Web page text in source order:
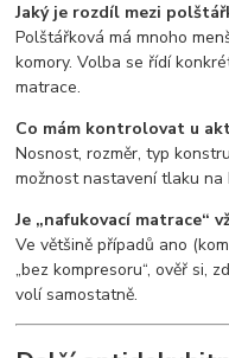
Jaký je rozdíl mezi
Polštářková má mnoho
komory. Volba se řídí
matrace.
Co mám kontrolovat u
Nosnost, rozměr, typ
možnost nastavení tlaku na
Je „nafukovací matrace“
Ve většině případů ano
„bez kompresoru“, ověř si,
volí samostatně.